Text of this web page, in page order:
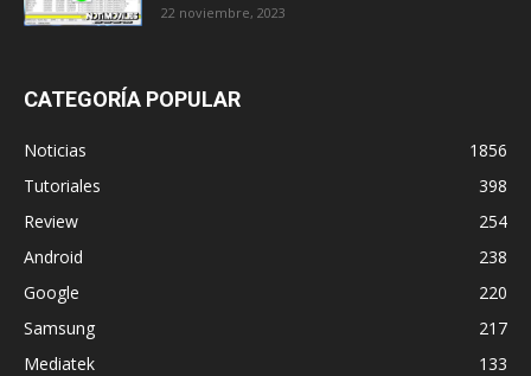
22 noviembre, 2023
CATEGORÍA POPULAR
Noticias
1856
Tutoriales
398
Review
254
Android
238
Google
220
Samsung
217
Mediatek
133